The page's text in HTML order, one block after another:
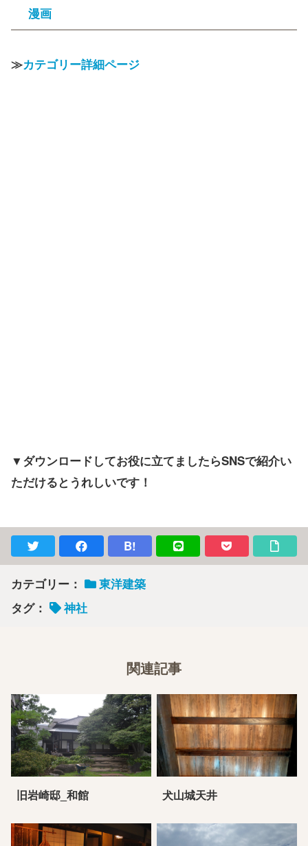
漫画
≫カテゴリー詳細ページ
▼ダウンロードしてお役に立てましたらSNSで紹介い
ただけるとうれしいです！
B!
カテゴリー：
東洋建築
タグ：
神社
関連記事
旧岩崎邸_和館 犬山城天井